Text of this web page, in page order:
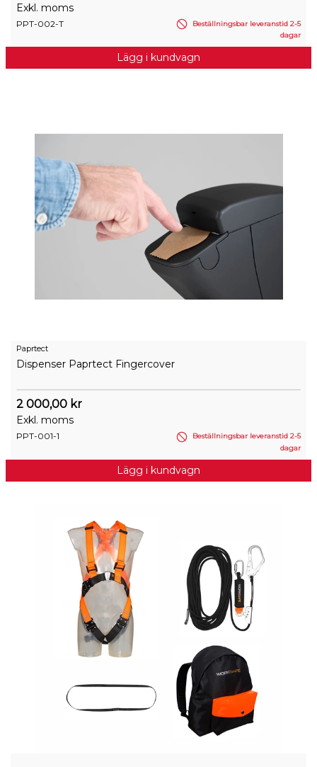
Exkl. moms
PPT-002-T
Beställningsbar leveranstid 2-5
dagar
Lägg i kundvagn
Paprtect
Dispenser Paprtect Fingercover
2 000,00 kr
Exkl. moms
PPT-001-1
Beställningsbar leveranstid 2-5
dagar
Lägg i kundvagn